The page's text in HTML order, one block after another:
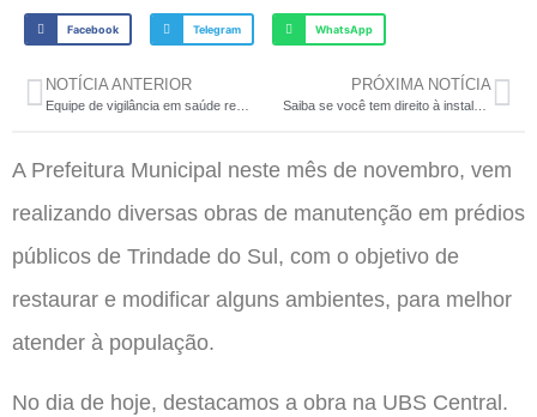
Facebook Telegram WhatsApp
NOTÍCIA ANTERIOR PRÓXIMA NOTÍCIA
A Prefeitura Municipal neste mês de novembro, vem
realizando diversas obras de manutenção em prédios
públicos de Trindade do Sul, com o objetivo de
restaurar e modificar alguns ambientes, para melhor
atender à população.
No dia de hoje, destacamos a obra na UBS Central.